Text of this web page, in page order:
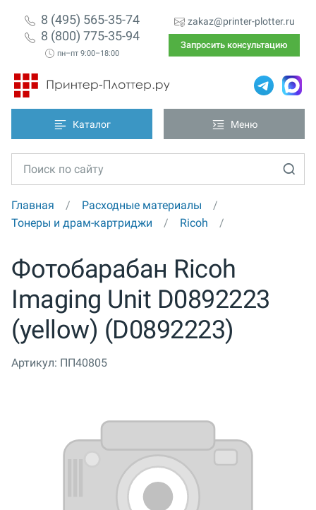
8 (495) 565-35-74
8 (800) 775-35-94
пн–пт 9:00–18:00
zakaz@printer-plotter.ru
Запросить консультацию
Каталог Меню
Главная
Расходные материалы
Тонеры и драм-картриджи
Ricoh
Фотобарабан Ricoh
Imaging Unit D0892223
(yellow) (D0892223)
Артикул: ПП40805